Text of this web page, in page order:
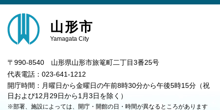
山形市
Yamagata City
〒990-8540 山形県山形市旅篭町二丁目3番25号
代表電話：023-641-1212
開庁時間：月曜日から金曜日の午前8時30分から午後5時15分（祝
日および12月29日から1月3日を除く）
※部署、施設によっては、開庁・開館の日・時間が異なるところがあります